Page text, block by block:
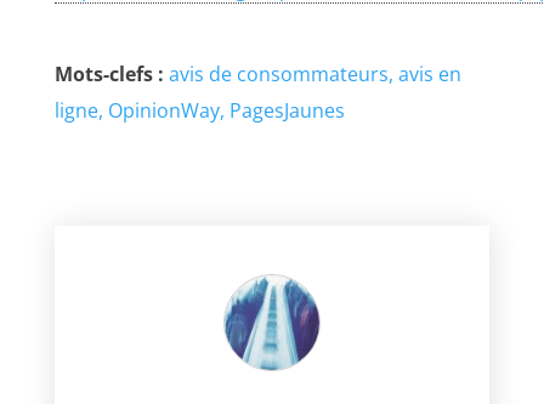
Mots-clefs : avis de consommateurs avis en
ligne OpinionWay PagesJaunes